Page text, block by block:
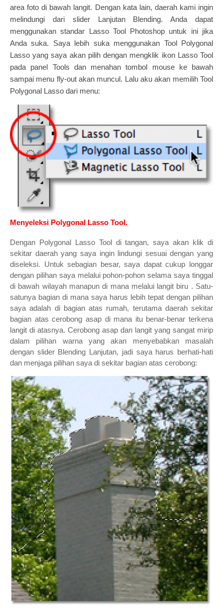
area foto di bawah langit. Dengan kata lain, daerah kami ingin
melindungi dari slider Lanjutan Blending. Anda dapat
menggunakan standar Lasso Tool Photoshop untuk ini jika
Anda suka. Saya lebih suka menggunakan Tool Polygonal
Lasso yang saya akan pilih dengan mengklik ikon Lasso Tool
pada panel Tools dan menahan tombol mouse ke bawah
sampai menu fly-out akan muncul. Lalu aku akan memilih Tool
Polygonal Lasso dari menu:
Menyeleksi Polygonal Lasso Tool.
Dengan Polygonal Lasso Tool di tangan, saya akan klik di
sekitar daerah yang saya ingin lindungi sesuai dengan yang
diseleksi. Untuk sebagian besar, saya dapat cukup longgar
dengan pilihan saya melalui pohon-pohon selama saya tinggal
di bawah wilayah manapun di mana melalui langit biru . Satu-
satunya bagian di mana saya harus lebih tepat dengan pilihan
saya adalah di bagian atas rumah, terutama daerah sekitar
bagian atas cerobong asap di mana itu benar-benar terkena
langit di atasnya. Cerobong asap dan langit yang sangat mirip
dalam pilihan warna yang akan menyebabkan masalah
dengan slider Blending Lanjutan, jadi saya harus berhati-hati
dan menjaga pilihan saya di sekitar bagian atas cerobong: